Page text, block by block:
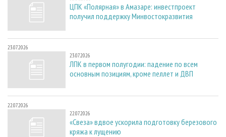
ЦПК «Полярная» в Амазаре: инвестпроект
получил поддержку Минвостокразвития
23.07.2026
23.07.2026
ЛПК в первом полугодии: падение по всем
основным позициям, кроме пеллет и ДВП
22.07.2026
22.07.2026
«Свеза» вдвое ускорила подготовку березового
кряжа к лущению